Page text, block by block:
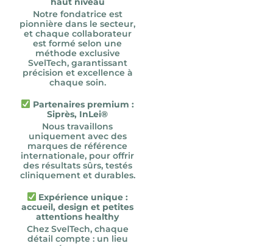
Notre fondatrice est
pionnière dans le secteur,
et chaque collaborateur
est formé selon une
méthode exclusive
SvelTech, garantissant
précision et excellence à
chaque soin.
Partenaires premium :
Siprès, InLei®
Nous travaillons
uniquement avec des
marques de référence
internationale, pour offrir
des résultats sûrs, testés
cliniquement et durables.
Expérience unique :
accueil, design et petites
attentions healthy
Chez SvelTech, chaque
détail compte : un lieu